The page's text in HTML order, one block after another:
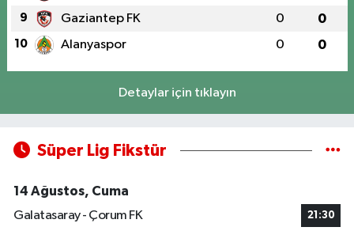
9 Gaziantep FK 0 0
10 Alanyaspor 0 0
Detaylar için tıklayın
Süper Lig Fikstür
14 Ağustos, Cuma
Galatasaray - Çorum FK
21:30